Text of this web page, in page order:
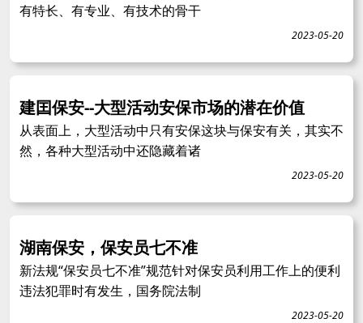
有特长、有专业、有技术的骨干
2023-05-20
建囯保安--大型活动安保市场的潜在价值
从表面上，大型活动中只有安保这块与保安有关，其实不
然，各种大型活动中还隐藏着诸
2023-05-20
湖南保安，保安员七不准
新法规“保安员七不准”规范针对保安员利用工作上的便利
违法犯罪时有发生，国务院法制
2023-05-20